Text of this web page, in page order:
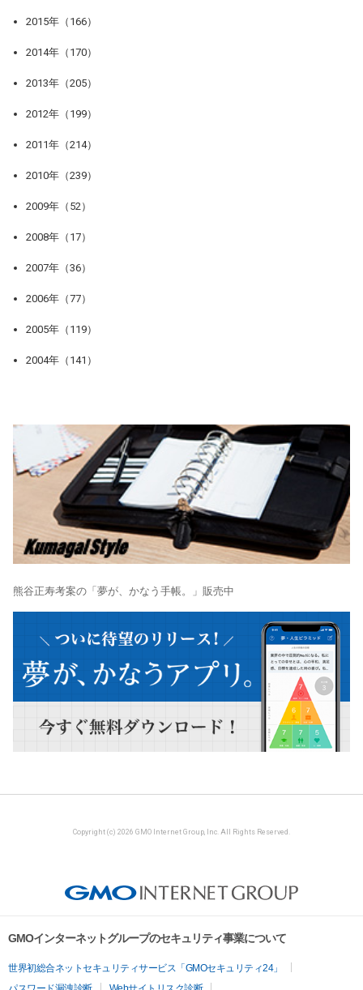
2015年（166）
2014年（170）
2013年（205）
2012年（199）
2011年（214）
2010年（239）
2009年（52）
2008年（17）
2007年（36）
2006年（77）
2005年（119）
2004年（141）
熊谷正寿考案の「夢が、かなう手帳。」販売中
Copyright (c) 2026 GMO Internet Group, Inc. All Rights Reserved.
GMOインターネットグループのセキュリティ事業について
世界初総合ネットセキュリティサービス「GMOセキュリティ24」